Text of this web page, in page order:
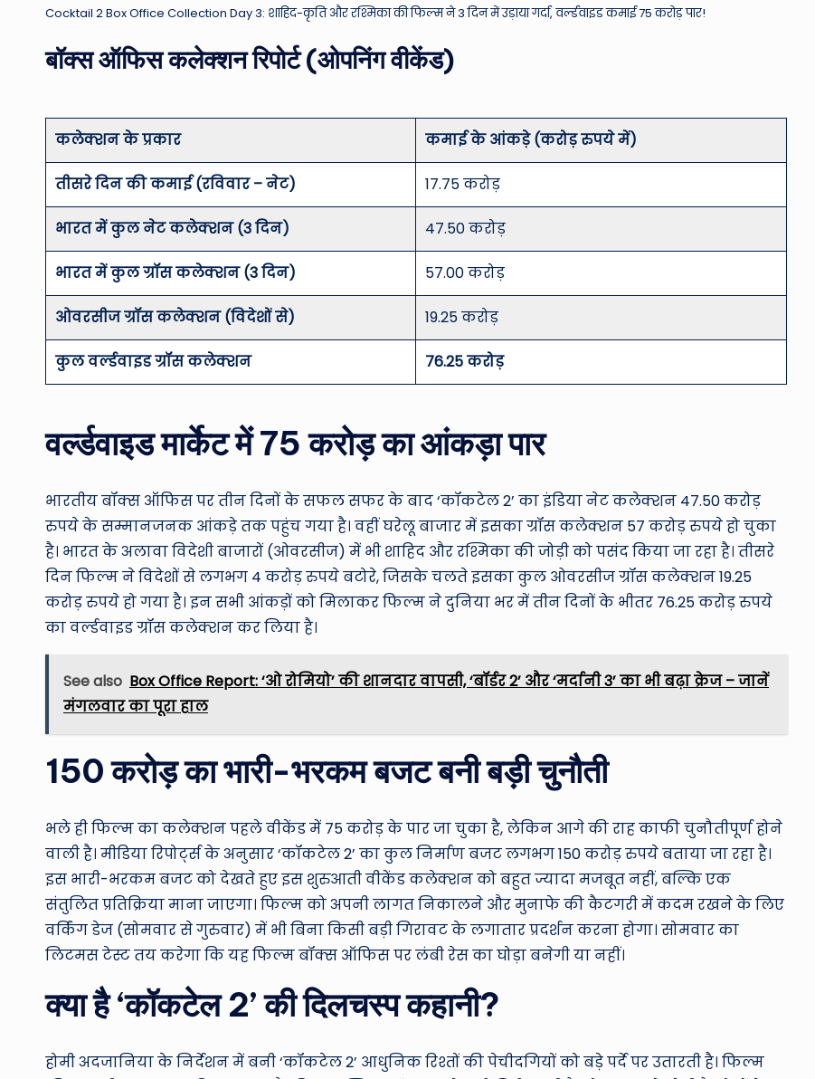
Cocktail 2 Box Office Collection Day 3: शाहिद-कृति और रश्मिका की फिल्म ने 3 दिन में उड़ाया गर्दा, वर्ल्डवाइड कमाई 75 करोड़ पार!
बॉक्स ऑफिस कलेक्शन रिपोर्ट (ओपनिंग वीकेंड)
कलेक्शन के प्रकार कमाई के आंकड़े (करोड़ रुपये में)
तीसरे दिन की कमाई (रविवार – नेट) 17.75 करोड़
भारत में कुल नेट कलेक्शन (3 दिन) 47.50 करोड़
भारत में कुल ग्रॉस कलेक्शन (3 दिन) 57.00 करोड़
ओवरसीज ग्रॉस कलेक्शन (विदेशों से) 19.25 करोड़
कुल वर्ल्डवाइड ग्रॉस कलेक्शन 76.25 करोड़
वर्ल्डवाइड मार्केट में 75 करोड़ का आंकड़ा पार
भारतीय बॉक्स ऑफिस पर तीन दिनों के सफल सफर के बाद ‘कॉकटेल 2’ का इंडिया नेट कलेक्शन 47.50 करोड़
रुपये के सम्मानजनक आंकड़े तक पहुंच गया है। वहीं घरेलू बाजार में इसका ग्रॉस कलेक्शन 57 करोड़ रुपये हो चुका
है। भारत के अलावा विदेशी बाजारों (ओवरसीज) में भी शाहिद और रश्मिका की जोड़ी को पसंद किया जा रहा है। तीसरे
दिन फिल्म ने विदेशों से लगभग 4 करोड़ रुपये बटोरे, जिसके चलते इसका कुल ओवरसीज ग्रॉस कलेक्शन 19.25
करोड़ रुपये हो गया है। इन सभी आंकड़ों को मिलाकर फिल्म ने दुनिया भर में तीन दिनों के भीतर 76.25 करोड़ रुपये
का वर्ल्डवाइड ग्रॉस कलेक्शन कर लिया है।
See also Box Office Report: ‘ओ रोमियो’ की शानदार वापसी, ‘बॉर्डर 2’ और ‘मर्दानी 3’ का भी बढ़ा क्रेज – जानें
मंगलवार का पूरा हाल
150 करोड़ का भारी-भरकम बजट बनी बड़ी चुनौती
भले ही फिल्म का कलेक्शन पहले वीकेंड में 75 करोड़ के पार जा चुका है, लेकिन आगे की राह काफी चुनौतीपूर्ण होने
वाली है। मीडिया रिपोर्ट्स के अनुसार ‘कॉकटेल 2’ का कुल निर्माण बजट लगभग 150 करोड़ रुपये बताया जा रहा है।
इस भारी-भरकम बजट को देखते हुए इस शुरुआती वीकेंड कलेक्शन को बहुत ज्यादा मजबूत नहीं, बल्कि एक
संतुलित प्रतिक्रिया माना जाएगा। फिल्म को अपनी लागत निकालने और मुनाफे की कैटगरी में कदम रखने के लिए
वर्किंग डेज (सोमवार से गुरुवार) में भी बिना किसी बड़ी गिरावट के लगातार प्रदर्शन करना होगा। सोमवार का
लिटमस टेस्ट तय करेगा कि यह फिल्म बॉक्स ऑफिस पर लंबी रेस का घोड़ा बनेगी या नहीं।
क्या है ‘कॉकटेल 2’ की दिलचस्प कहानी?
होमी अदजानिया के निर्देशन में बनी ‘कॉकटेल 2’ आधुनिक रिश्तों की पेचीदगियों को बड़े पर्दे पर उतारती है। फिल्म